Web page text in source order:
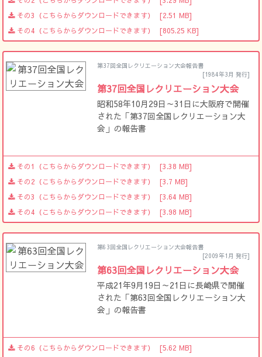
その3（こちらからダウンロードできます）
[2.51 MB]
その4（こちらからダウンロードできます）
[805.25 KB]
第37回全国レクリエーション大会報告書
[1984年3月 発行]
第37回全国レクリエーション大会
昭和58年10月29日～31日に大阪府で開催
された「第37回全国レクリエーション大
会」の報告書
その1（こちらからダウンロードできます）
[3.38 MB]
その2（こちらからダウンロードできます）
[3.7 MB]
その3（こちらからダウンロードできます）
[3.64 MB]
その4（こちらからダウンロードできます）
[3.98 MB]
第63回全国レクリエーション大会報告書
[2009年1月 発行]
第63回全国レクリエーション大会
平成21年9月19日～21日に長崎県で開催
された「第63回全国レクリエーション大
会」の報告書
その6（こちらからダウンロードできます）
[5.62 MB]